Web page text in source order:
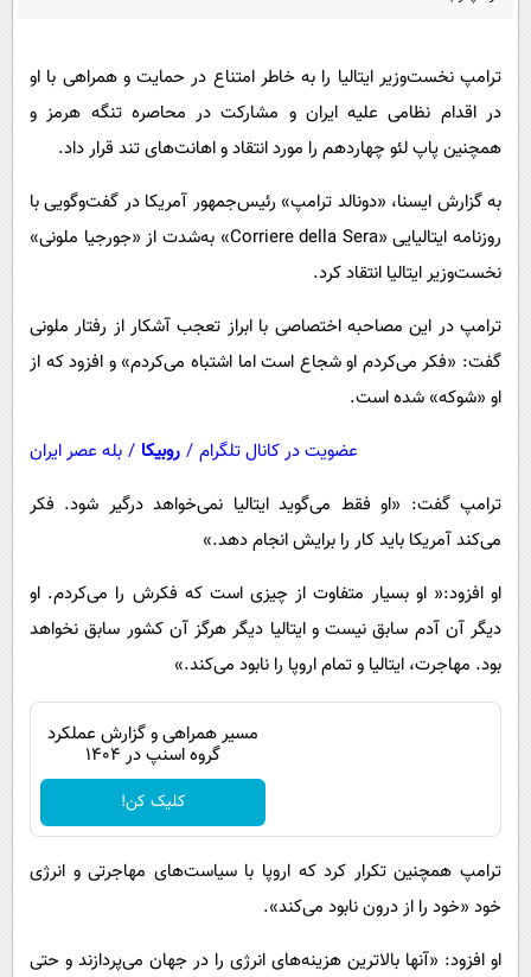
حوادث
سلامت
بین الملل
اجتماعی
سیاست خارجی
دانلود
ترامپ نخست‌وزیر ایتالیا را به خاطر امتناع در حمایت و همراهی با او
در اقدام نظامی علیه ایران و مشارکت در محاصره تنگه هرمز و
همچنین پاپ لئو چهاردهم را مورد انتقاد و اهانت‌های تند قرار داد.
به گزارش ایسنا، «دونالد ترامپ» رئیس‌جمهور آمریکا در گفت‌وگویی با
روزنامه ایتالیایی «Corriere della Sera» به‌شدت از «جورجیا ملونی»
نخست‌وزیر ایتالیا انتقاد کرد.
ترامپ در این مصاحبه اختصاصی با ابراز تعجب آشکار از رفتار ملونی
گفت: «فکر می‌کردم او شجاع است اما اشتباه می‌کردم» و افزود که از
او «شوکه» شده است.
عضویت در کانال تلگرام / روبیکا / بله عصر ایران
ترامپ گفت: «او فقط می‌گوید ایتالیا نمی‌خواهد درگیر شود. فکر
می‌کند آمریکا باید کار را برایش انجام دهد.»
او افزود:« او بسیار متفاوت از چیزی است که فکرش را می‌کردم. او
دیگر آن آدم سابق نیست و ایتالیا دیگر هرگز آن کشور سابق نخواهد
بود. مهاجرت، ایتالیا و تمام اروپا را نابود می‌کند.»
مسیر همراهی و گزارش عملکرد
گروه اسنپ در ۱۴۰۴
کلیک کن!
ترامپ همچنین تکرار کرد که اروپا با سیاست‌های مهاجرتی و انرژی
خود «خود را از درون نابود می‌کند».
او افزود: «آنها بالاترین هزینه‌های انرژی را در جهان می‌پردازند و حتی